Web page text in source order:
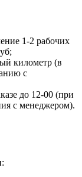
1-2 рабочих
километр (в
с
до 12-00 (при
с менеджером).